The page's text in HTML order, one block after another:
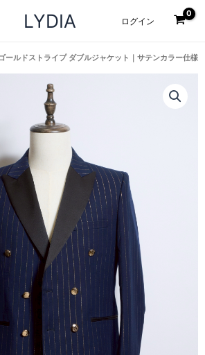
LYDIA ログイン
ールドストライプ ダブルジャケット｜サテンカラー仕様